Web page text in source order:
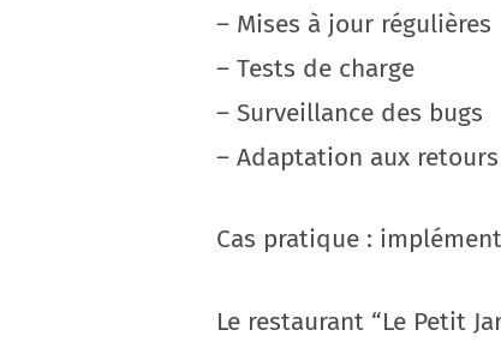
– Mises à jour régulières
– Tests de charge
– Surveillance des bugs
– Adaptation aux
Cas pratique :
Le restaurant “Le Petit